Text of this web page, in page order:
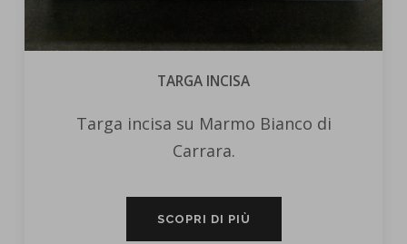
TARGA INCISA
Targa incisa su Marmo Bianco di
Carrara.
SCOPRI DI PIÙ